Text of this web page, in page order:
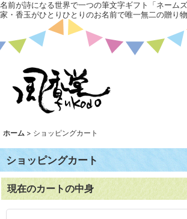
名前が詩になる世界で一つの筆文字ギフト「ネーム
家・香玉がひとりひとりのお名前で唯一無二の贈り
ホーム > ショッピングカート
ショッピングカート
現在のカートの中身